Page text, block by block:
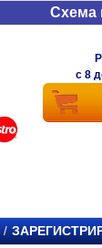
Схема
c 8
/